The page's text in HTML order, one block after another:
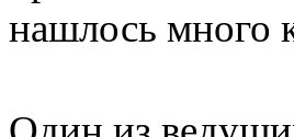
нашлось много